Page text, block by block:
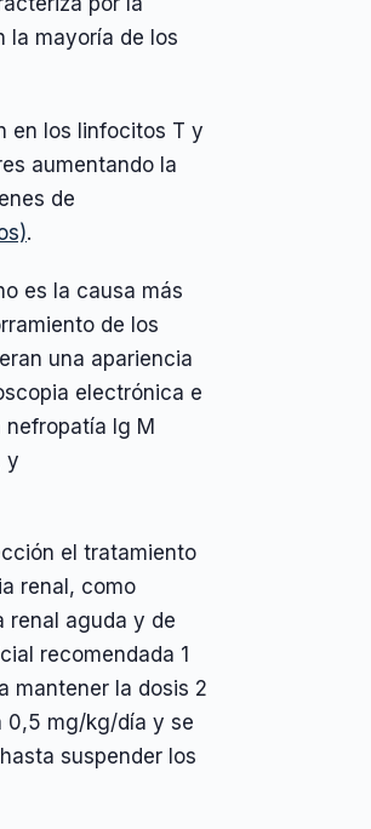
la mayoría de los
en los linfocitos T y
aumentando la
de
.
es la causa más
de los
una apariencia
electrónica e
Ig M
y
el tratamiento
renal, como
renal aguda y de
recomendada 1
mantener la dosis 2
0,5 mg/kg/día y se
suspender los